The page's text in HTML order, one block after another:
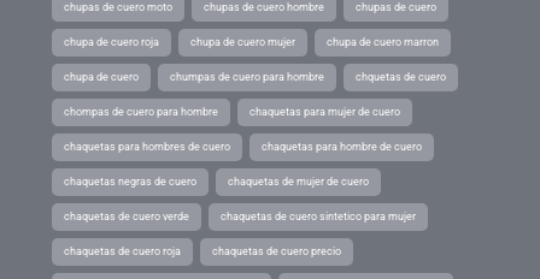
chupas de cuero moto chupas de cuero hombre chupas de cuero
chupa de cuero roja chupa de cuero mujer chupa de cuero marron
chupa de cuero chumpas de cuero para hombre chquetas de cuero
chompas de cuero para hombre chaquetas para mujer de cuero
chaquetas para hombres de cuero chaquetas para hombre de cuero
chaquetas negras de cuero chaquetas de mujer de cuero
chaquetas de cuero verde chaquetas de cuero sintetico para mujer
chaquetas de cuero roja chaquetas de cuero precio